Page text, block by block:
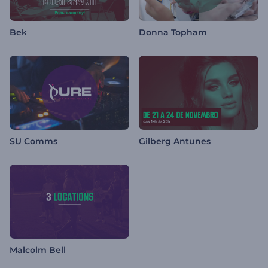
Bek Donna Topham
SU Comms Gilberg Antunes
Malcolm Bell